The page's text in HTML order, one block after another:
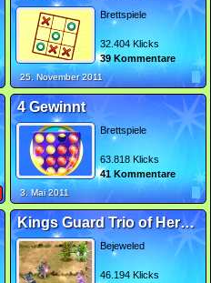
Brettspiele
32.404 Klicks
39 Kommentare
25. November 2011
4 Gewinnt
Brettspiele
63.818 Klicks
41 Kommentare
3. Mai 2011
Kings Guard Trio of Heroes
Bejeweled
46.194 Klicks